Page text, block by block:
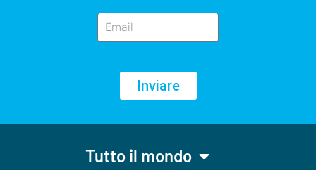
Inviare
Tutto il mondo